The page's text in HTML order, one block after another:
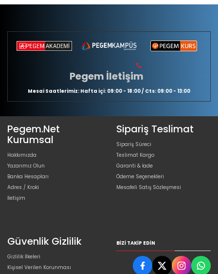
Pegem İletişim
Mesai Saatlerimiz: Hafta içi: 09:00 - 18:00 / Cts: 09:00 - 13:00
Pegem.Net
Kurumsal
Hakkımızda
Yazarımız Olun
Banka Hesapları
Adres / Kroki
İletişim
Sipariş Teslimat
Sipariş Süreci
Teslimat Kargo
Garanti & İade
Ödeme Seçenekleri
Mesafeli Satış Sözleşmesi
Güvenlik Gizlilik
Gizlilik İlkeleri
Kişisel Verilen Korunması
BIZI TAKIP EDIN